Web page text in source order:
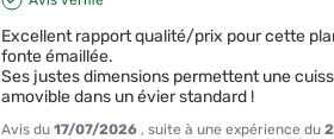
Excellent rapport qualité/prix pour cette
fonte émaillée.
Ses justes dimensions permettent une
amovible dans un évier standard !
Avis du17/07/2026 , suite à une expérience du